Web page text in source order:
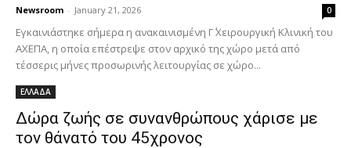
Newsroom - January 21, 2026 0
Εγκαινιάστηκε σήμερα η ανακαινισμένη Γ΄ Χειρουργική Κλινική του
ΑΧΕΠΑ, η οποία επέστρεψε στον αρχικό της χώρο μετά από
τέσσερις μήνες προσωρινής λειτουργίας σε χώρο...
ΕΛΛΑΔΑ
Δώρα ζωής σε συνανθρώπους χάρισε με
τον θάνατό του 45χρονος